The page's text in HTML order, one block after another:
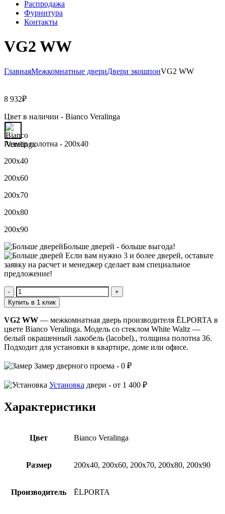
Распродажа
Фурнитура
Контакты
VG2 WW
ГлавнаяМежкомнатные двериДвери экошпонVG2 WW
8 932₽
Цвет в наличии - Bianco Veralinga
Размер полотна - 200х40
200х40
200х60
200х70
200х80
200х90
Больше дверей - больше выгода!
Если вам нужно 3 и более дверей, оставьте
заявку на расчет и менеджер сделает вам специальное
предложение!
Количество
VG2
WW
Купить в 1 клик
VG2 WW — межкомнатная дверь производителя ĒLPORTA в
цвете Bianco Veralinga. Модель со стеклом White Waltz —
белый окрашенный лакобель (lacobel)., толщина полотна 36.
Подходит для установки в квартире, доме или офисе.
Замер дверного проема - 0 ₽
Установка двери - от 1 400 ₽
Характеристики
Цвет Bianco Veralinga
Размер 200х40, 200х60, 200х70, 200х80, 200х90
Производитель ĒLPORTA